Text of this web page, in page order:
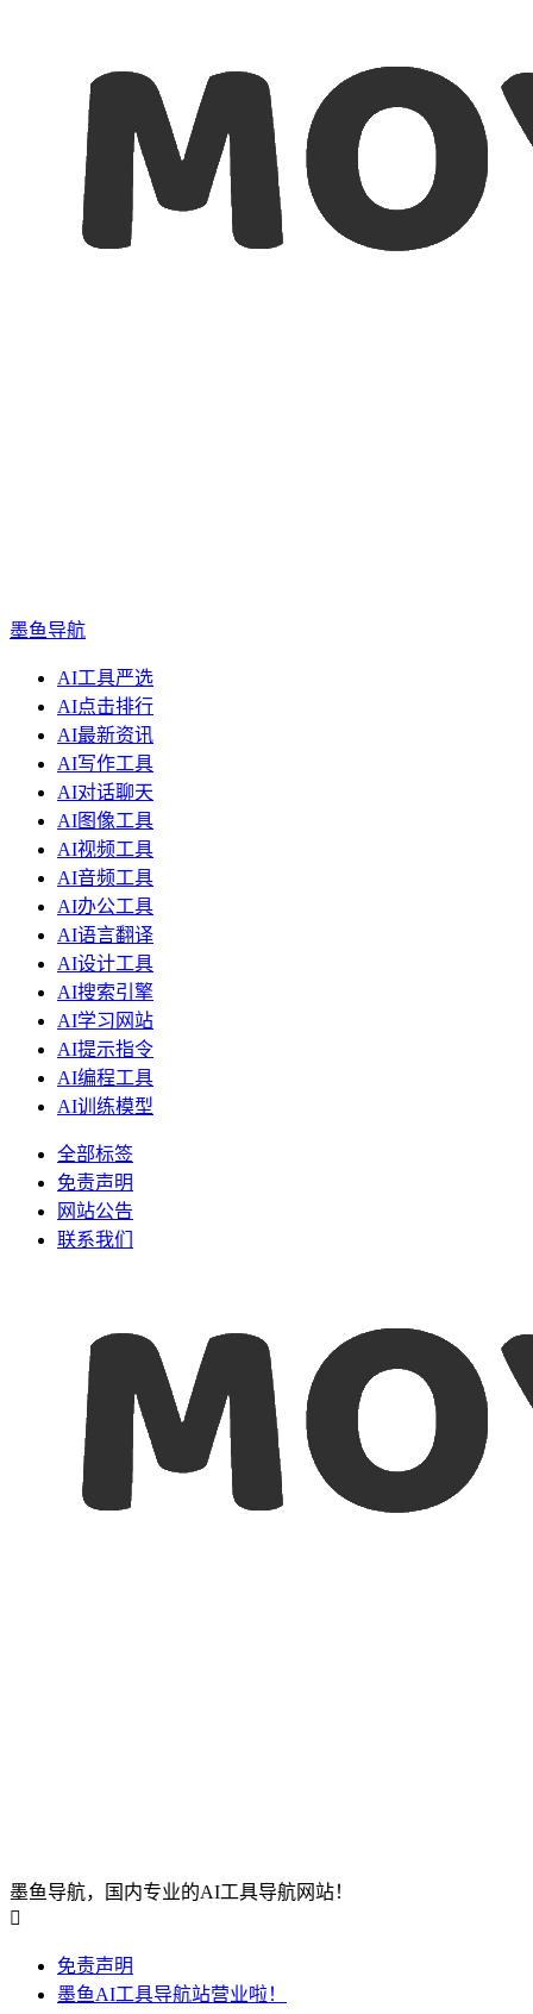
墨鱼导航
AI工具严选
AI点击排行
AI最新资讯
AI写作工具
AI对话聊天
AI图像工具
AI视频工具
AI音频工具
AI办公工具
AI语言翻译
AI设计工具
AI搜索引擎
AI学习网站
AI提示指令
AI编程工具
AI训练模型
全部标签
免责声明
网站公告
联系我们
墨鱼导航，国内专业的AI工具导航网站！

免责声明
墨鱼AI工具导航站营业啦！